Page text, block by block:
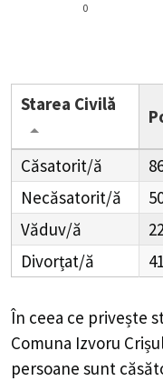
0
Starea Civilă
Căsatorit/ă
Necăsatorit/ă
Văduv/ă
Divorțat/ă
41
În ceea ce privește
Comuna Izvoru
persoane sunt